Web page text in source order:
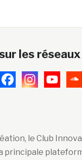
les
le Club
principale